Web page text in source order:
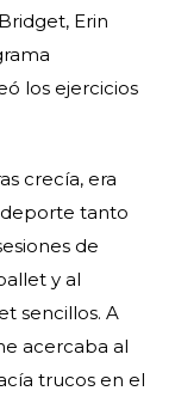
Erin
los ejercicios
crecía, era
tanto
de
y al
sencillos. A
acercaba al
trucos en el